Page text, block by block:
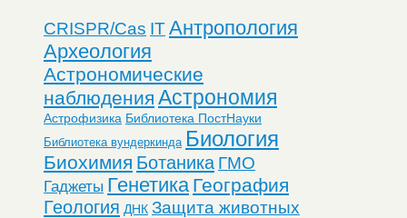
CRISPR/Cas ITАнтропология
Археология
Астрономические
наблюдения Астрономия
Астрофизика Библиотека ПостНауки
Библиотека вундеркинда Биология
Биохимия Ботаника ГМО
Гаджеты Генетика География
Геология ДНК Защита животных